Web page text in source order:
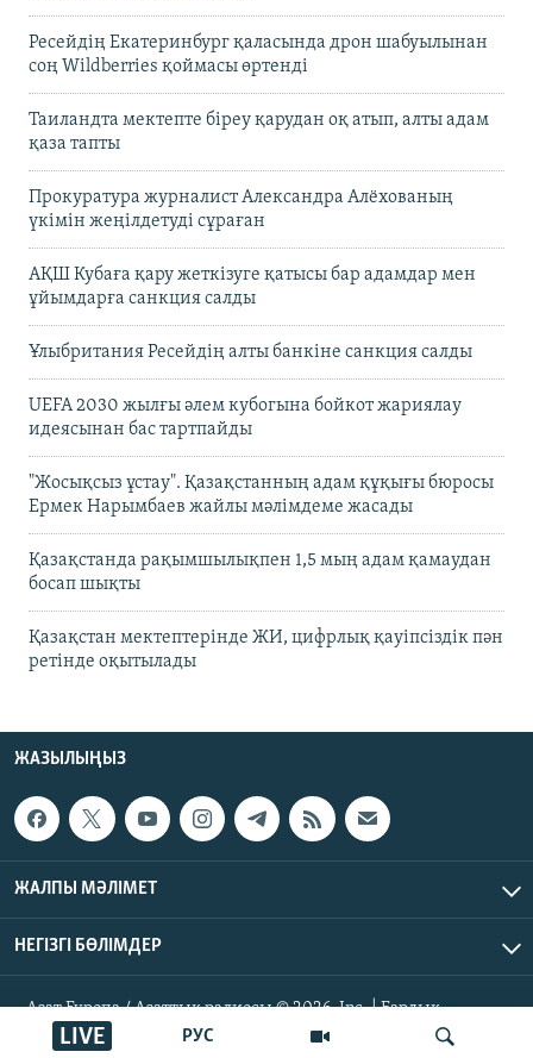
РУС
LIVE
Ресейдің Екатеринбург қаласында дрон шабуылынан
соң Wildberries қоймасы өртенді
Таиландта мектепте біреу қарудан оқ атып, алты адам
қаза тапты
Прокуратура журналист Александра Алёхованың
үкімін жеңілдетуді сұраған
АҚШ Кубаға қару жеткізуге қатысы бар адамдар мен
ұйымдарға санкция салды
Ұлыбритания Ресейдің алты банкіне санкция салды
UEFA 2030 жылғы әлем кубогына бойкот жариялау
идеясынан бас тартпайды
"Жосықсыз ұстау". Қазақстанның адам құқығы бюросы
Ермек Нарымбаев жайлы мәлімдеме жасады
Қазақстанда рақымшылықпен 1,5 мың адам қамаудан
босап шықты
Қазақстан мектептерінде ЖИ, цифрлық қауіпсіздік пән
ретінде оқытылады
ЖАЗЫЛЫҢЫЗ
ЖАЛПЫ МӘЛІМЕТ
НЕГІЗГІ БӨЛІМДЕР
Азат Еуропа / Азаттық радиосы © 2026, Inc. | Барлық
құқықтары қорғалған